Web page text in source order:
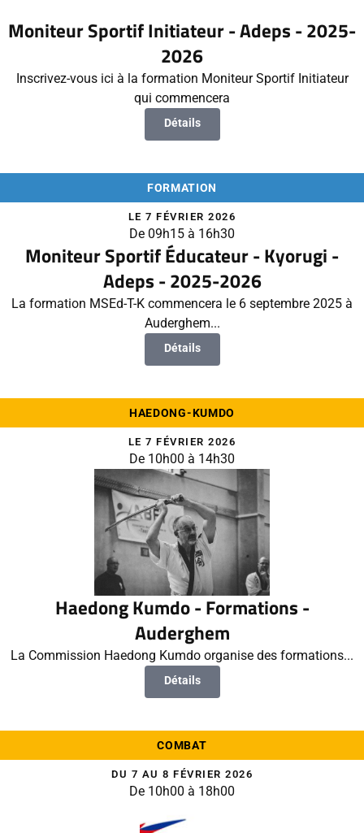
Moniteur Sportif Initiateur - Adeps - 2025-
2026
Inscrivez-vous ici à la formation Moniteur Sportif Initiateur
qui commencera
Détails
FORMATION
LE 7 FÉVRIER 2026
De 09h15 à 16h30
Moniteur Sportif Éducateur - Kyorugi -
Adeps - 2025-2026
La formation MSEd-T-K commencera le 6 septembre 2025 à
Auderghem...
Détails
HAEDONG-KUMDO
LE 7 FÉVRIER 2026
De 10h00 à 14h30
Haedong Kumdo - Formations -
Auderghem
La Commission Haedong Kumdo organise des formations...
Détails
COMBAT
DU 7 AU 8 FÉVRIER 2026
De 10h00 à 18h00